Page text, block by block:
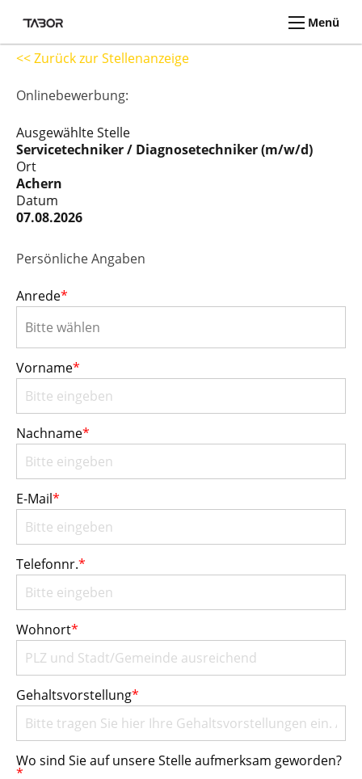
Menü
<< Zurück zur Stellenanzeige
Onlinebewerbung:
Ausgewählte Stelle
Servicetechniker / Diagnosetechniker (m/w/d)
Ort
Achern
Datum
07.08.2026
Persönliche Angaben
Anrede*
Vorname*
Nachname*
E-Mail*
Telefonnr.*
Wohnort*
Gehaltsvorstellung*
Wo sind Sie auf unsere Stelle aufmerksam geworden?
*